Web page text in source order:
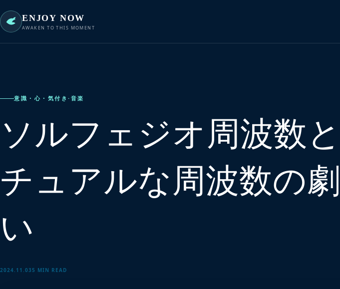
ENJOY NOW
AWAKEN TO THIS MOMENT
意識・心・気付き· 音楽
ソルフェジオ周波数
チュアルな周波数の
い
2024.11.035 MIN READ